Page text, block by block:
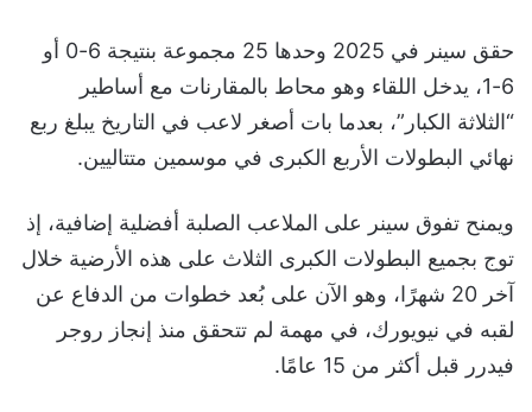
حقق سينر في 2025 وحدها 25 مجموعة بنتيجة 6-0 أو
6-1، يدخل اللقاء وهو محاط بالمقارنات مع أساطير
“الثلاثة الكبار”، بعدما بات أصغر لاعب في التاريخ يبلغ ربع
نهائي البطولات الأربع الكبرى في موسمين متتاليين.
ويمنح تفوق سينر على الملاعب الصلبة أفضلية إضافية، إذ
توج بجميع البطولات الكبرى الثلاث على هذه الأرضية خلال
آخر 20 شهرًا، وهو الآن على بُعد خطوات من الدفاع عن
لقبه في نيويورك، في مهمة لم تتحقق منذ إنجاز روجر
فيدرر قبل أكثر من 15 عامًا.